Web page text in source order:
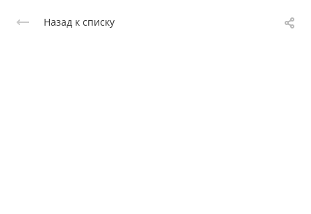
Назад к списку